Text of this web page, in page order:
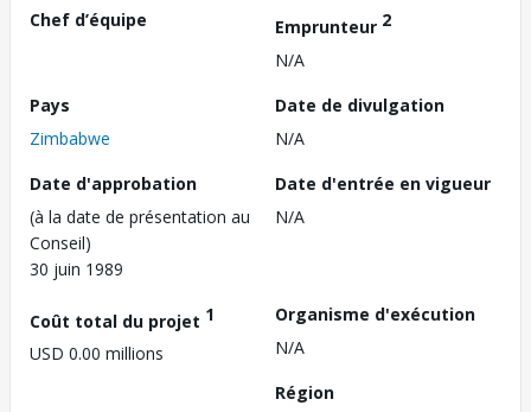
Chef d’équipe
Emprunteur 2
N/A
Pays
Zimbabwe
Date de divulgation
N/A
Date d'approbation
(à la date de présentation au
Conseil)
30 juin 1989
Date d'entrée en vigueur
N/A
Coût total du projet 1
USD 0.00 millions
Organisme d'exécution
N/A
Région